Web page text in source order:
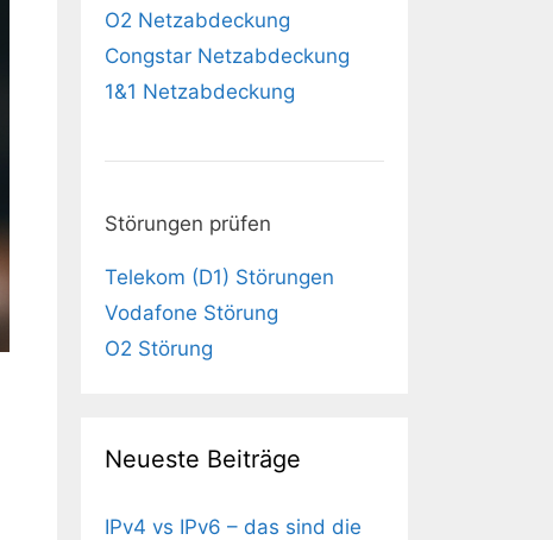
O2 Netzabdeckung
Congstar Netzabdeckung
1&1 Netzabdeckung
Störungen prüfen
Telekom (D1) Störungen
Vodafone Störung
O2 Störung
Neueste Beiträge
IPv4 vs IPv6 – das sind die